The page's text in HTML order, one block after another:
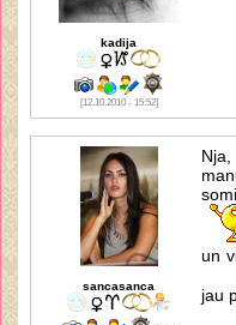
kadija
[12.10.2010 - 15:52]
sancasanca
un
jau